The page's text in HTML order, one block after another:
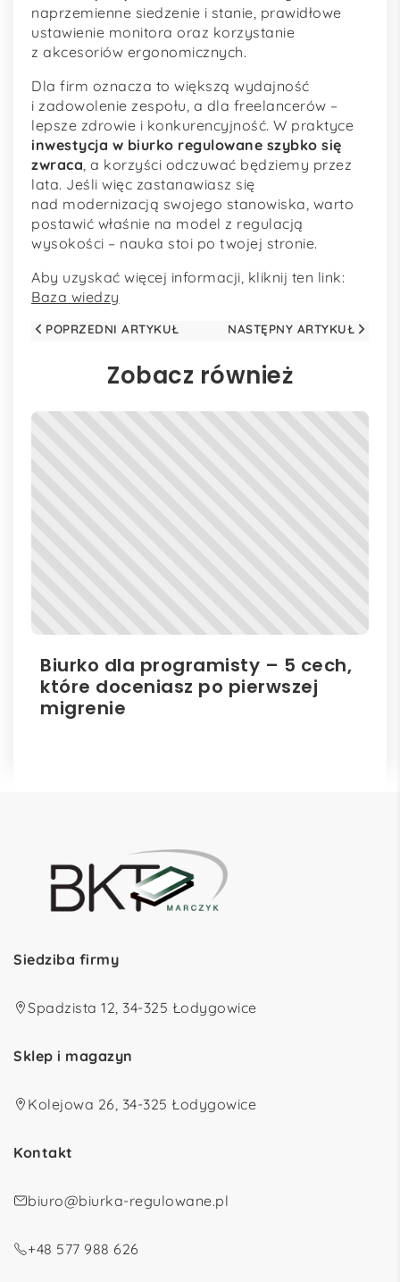
naprzemienne siedzenie i stanie, prawidłowe
ustawienie monitora oraz korzystanie
z akcesoriów ergonomicznych.
Dla firm oznacza to większą wydajność
i zadowolenie zespołu, a dla freelancerów –
lepsze zdrowie i konkurencyjność. W praktyce
inwestycja w biurko regulowane szybko się
zwraca, a korzyści odczuwać będziemy przez
lata. Jeśli więc zastanawiasz się
nad modernizacją swojego stanowiska, warto
postawić właśnie na model z regulacją
wysokości – nauka stoi po twojej stronie.
Aby uzyskać więcej informacji, kliknij ten link:
Baza wiedzy
POPRZEDNI ARTYKUŁ NASTĘPNY ARTYKUŁ
Zobacz również
Biurko dla programisty – 5 cech,
które doceniasz po pierwszej
migrenie
Siedziba firmy
Spadzista 12, 34-325 Łodygowice
Sklep i magazyn
Kolejowa 26, 34-325 Łodygowice
Kontakt
biuro@biurka-regulowane.pl
+48 577 988 626